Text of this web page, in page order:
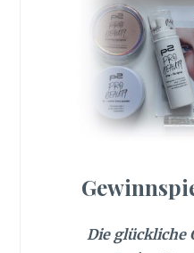
Die glückliche